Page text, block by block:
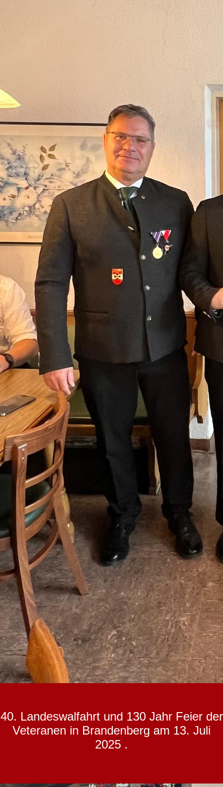
40. Landeswalfahrt und 130 Jahr Feier der
Veteranen in Brandenberg am 13. Juli
2025 .